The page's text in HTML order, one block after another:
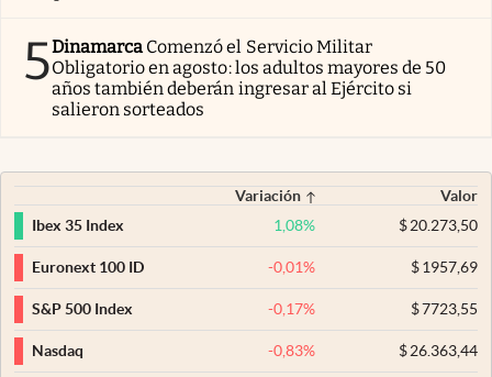
5Dinamarca Comenzó el Servicio Militar
Obligatorio en agosto: los adultos mayores de 50
años también deberán ingresar al Ejército si
salieron sorteados
Variación
Valor
Ibex 35 Index
1,08% $20.273,50
Euronext 100 ID -0,01% $1957,69
S&P 500 Index -0,17% $7723,55
Nasdaq -0,83% $26.363,44